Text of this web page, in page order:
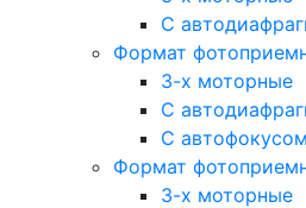
С
Формат
3-х моторные
С
С автофокусом
Формат
3-х моторные